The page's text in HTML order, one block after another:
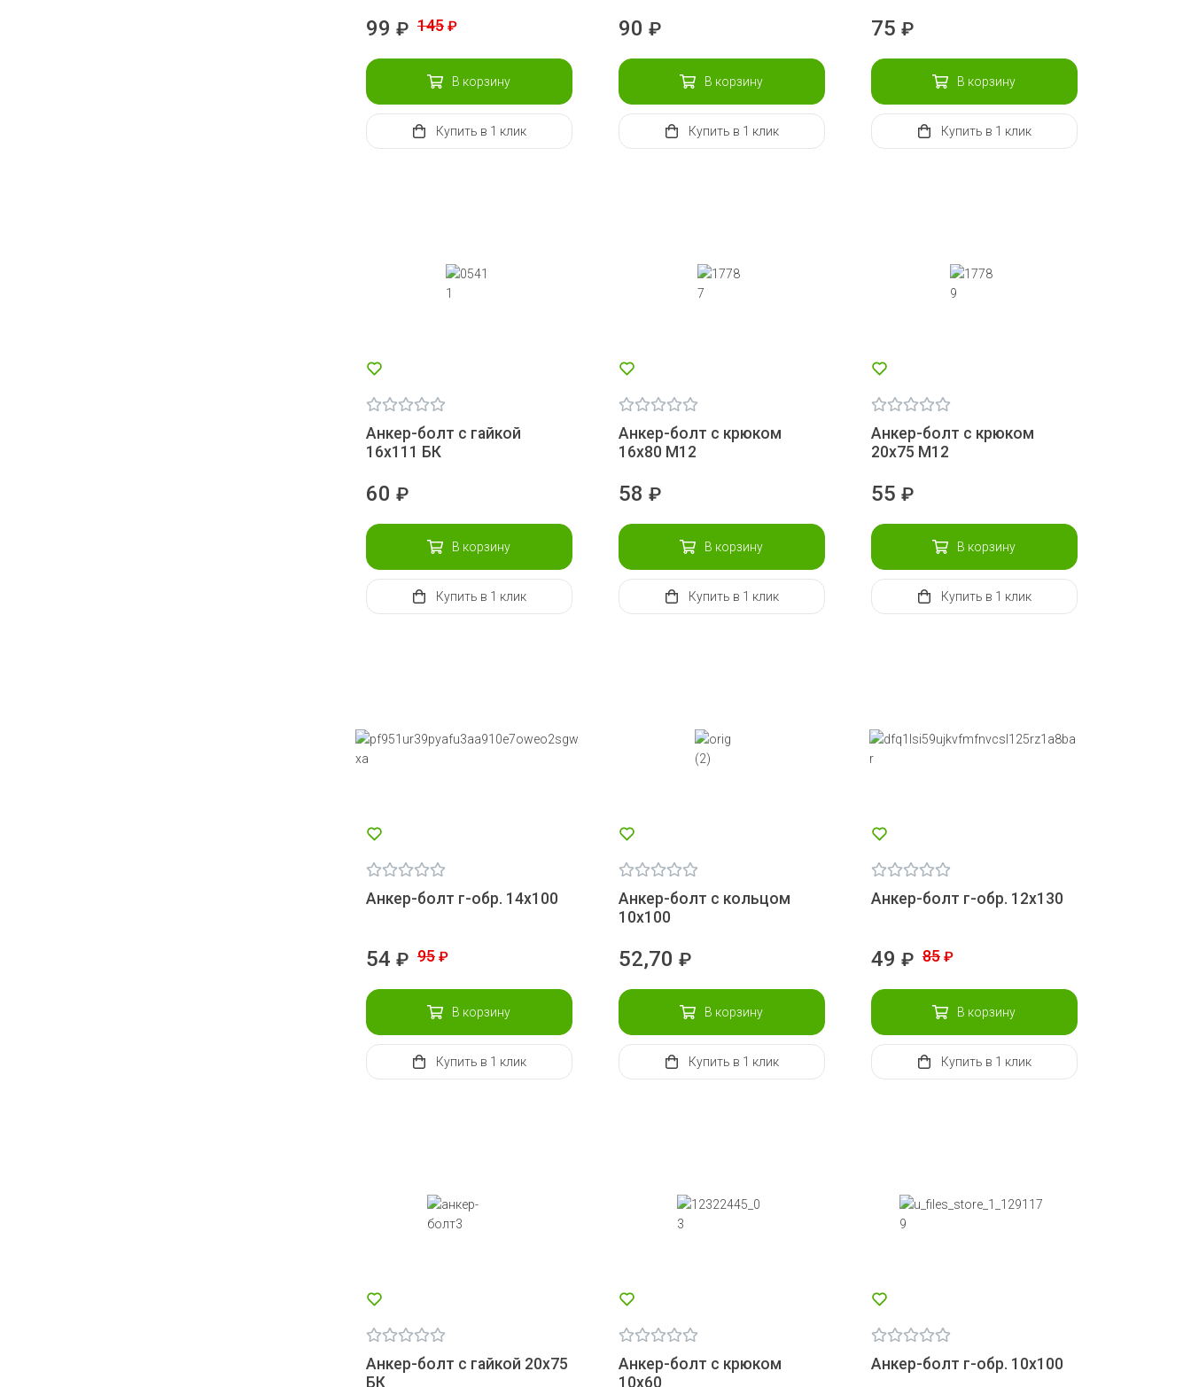
99 ₽ 145 ₽
В корзину
Купить в 1 клик
90 ₽
В корзину
Купить в 1 клик
75 ₽
В корзину
Купить в 1 клик
Анкер-болт с гайкой
16х111 БК
60 ₽
В корзину
Купить в 1 клик
Анкер-болт с крюком
16х80 М12
58 ₽
В корзину
Купить в 1 клик
Анкер-болт с крюком
20х75 М12
55 ₽
В корзину
Купить в 1 клик
Анкер-болт г-обр. 14х100
54 ₽ 95 ₽
В корзину
Купить в 1 клик
Анкер-болт с кольцом
10х100
52,70 ₽
В корзину
Купить в 1 клик
Анкер-болт г-обр. 12х130
49 ₽ 85 ₽
В корзину
Купить в 1 клик
Анкер-болт с гайкой 20х75
БК
Анкер-болт с крюком
10х60
Анкер-болт г-обр. 10х100